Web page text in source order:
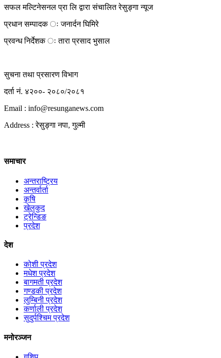
सफल मल्टिनेसनल प्रा लि द्वारा संचालित रेसुङ्गा न्यूज
प्रधान सम्पादक ः जनार्दन घिमिरे
प्रवन्ध निर्देशक ः तारा प्रसाद भुसाल
सुचना तथा प्रसारण विभाग
दर्ता नं. ४२००- २०८०/२०८१
Email : info@resunganews.com
Address : रेसुङ्गा नपा, गुल्मी
समाचार
अन्तराष्ट्रिय
अन्तर्वार्ता
कृषि
खेलकुद
ट्रेन्डिङ
प्रदेश
देश
कोशी प्रदेश
मधेश प्रदेश
बागमती प्रदेश
गण्डकी प्रदेश
लुम्बिनी प्रदेश
कर्णाली प्रदेश
सुदुर्पश्चिम प्रदेश
मनोरञ्जन